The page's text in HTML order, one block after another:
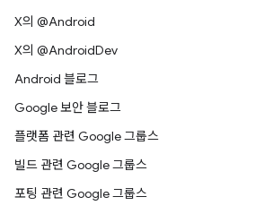
X의 @Android
X의 @AndroidDev
Android 블로그
Google 보안 블로그
플랫폼 관련 Google 그룹스
빌드 관련 Google 그룹스
포팅 관련 Google 그룹스